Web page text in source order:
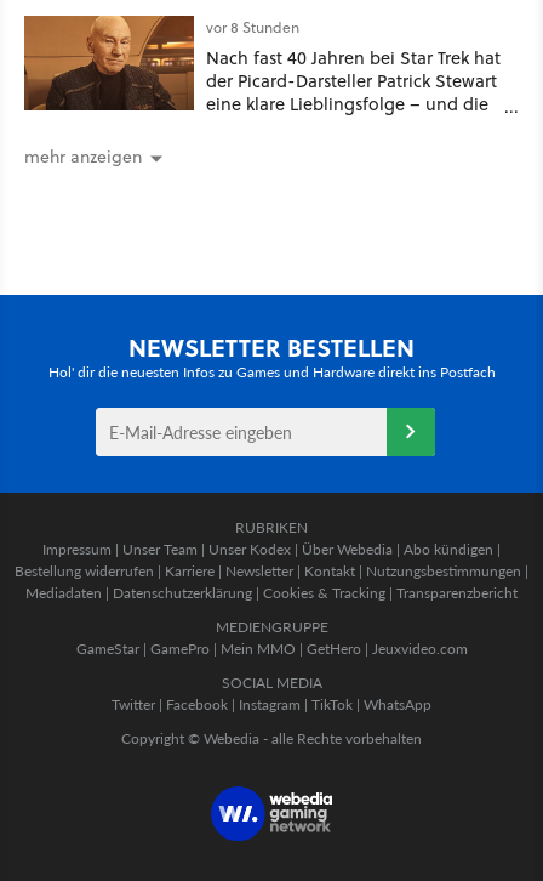
mehr an [Best of GameStar]
vor 8 Stunden
Nach fast 40 Jahren bei Star Trek hat
der Picard-Darsteller Patrick Stewart
eine klare Lieblingsfolge – und die
mehr anzeigen
NEWSLETTER BESTELLEN
Hol' dir die neuesten Infos zu Games und Hardware direkt ins Postfach
RUBRIKEN
Impressum | Unser Team | Unser Kodex | Über Webedia | Abo kündigen |
Bestellung widerrufen | Karriere | Newsletter | Kontakt | Nutzungsbestimmungen |
Mediadaten | Datenschutzerklärung | Cookies & Tracking | Transparenzbericht
MEDIENGRUPPE
GameStar| GamePro | Mein MMO | GetHero | Jeuxvideo.com
SOCIAL MEDIA
Twitter | Facebook | Instagram | TikTok | WhatsApp
Copyright © Webedia - alle Rechte vorbehalten